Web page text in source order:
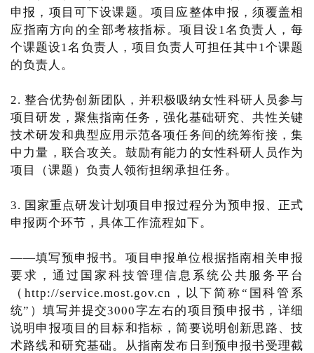
申报，项目可下设课题。项目应整体申报，须覆盖相
应指南方向的全部考核指标。项目设1名负责人，每
个课题设1名负责人，项目负责人可担任其中1个课题
的负责人。
2. 整合优势创新团队，并积极吸纳女性科研人员参与
项目研发，聚焦指南任务，强化基础研究、共性关键
技术研发和典型应用示范各项任务间的统筹衔接，集
中力量，联合攻关。鼓励有能力的女性科研人员作为
项目（课题）负责人领衔担纲承担任务。
3. 国家重点研发计划项目申报过程分为预申报、正式
申报两个环节，具体工作流程如下。
——填写预申报书。项目申报单位根据指南相关申报
要求，通过国家科技管理信息系统公共服务平台
（http://service.most.gov.cn，以下简称“国科管系
统”）填写并提交3000字左右的项目预申报书，详细
说明申报项目的目标和指标，简要说明创新思路、技
术路线和研究基础。从指南发布日到预申报书受理截